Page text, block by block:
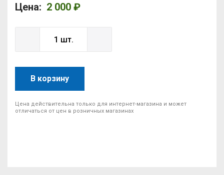
Цена: 2 000 ₽
В корзину
Цена действительна только для интернет-магазина и может
отличаться от цен в розничных магазинах